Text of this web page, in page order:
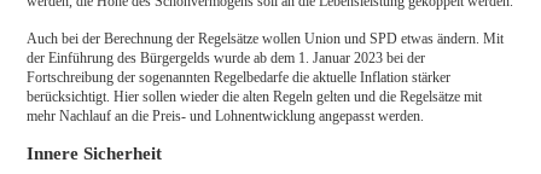
Auch bei der Berechnung der Regelsätze wollen Union und SPD etwas ändern. Mit
der Einführung des Bürgergelds wurde ab dem 1. Januar 2023 bei der
Fortschreibung der sogenannten Regelbedarfe die aktuelle Inflation stärker
berücksichtigt. Hier sollen wieder die alten Regeln gelten und die Regelsätze mit
mehr Nachlauf an die Preis- und Lohnentwicklung angepasst werden.
Innere Sicherheit